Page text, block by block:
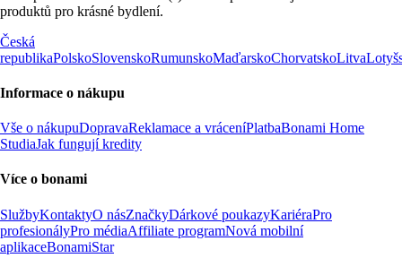
produktů pro krásné bydlení.
Česká
republikaPolskoSlovenskoRumunskoMaďarskoChorvatskoLitva
Informace o nákupu
Vše o nákupuDopravaReklamace a vráceníPlatbaBonami Home
StudiaJak fungují kredity
Více o bonami
SlužbyKontaktyO násZnačkyDárkové poukazyKariéraPro
profesionályPro médiaAffiliate programNová mobilní
aplikaceBonamiStar